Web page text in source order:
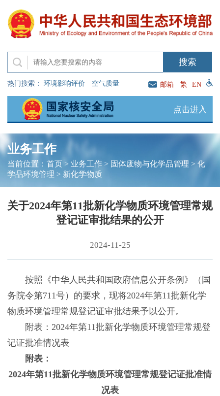
热门搜索： 环境影响评价 空气质量 邮箱 繁 EN
点击进入
业务工作
当前位置： 首页> 业务工作> 固体废物与化学品管理 > 化
学品环境管理 > 新化学物质
关于2024年第11批新化学物质环境管理常规
登记证审批结果的公开
2024-11-25
按照《中华人民共和国政府信息公开条例》（国
务院令第711号）的要求，现将2024年第11批新化学
物质环境管理常规登记证审批结果予以公开。
附表：2024年第11批新化学物质环境管理常规登
记证批准情况表
附表：
2024年第11批新化学物质环境管理常规登记证批准情
况表